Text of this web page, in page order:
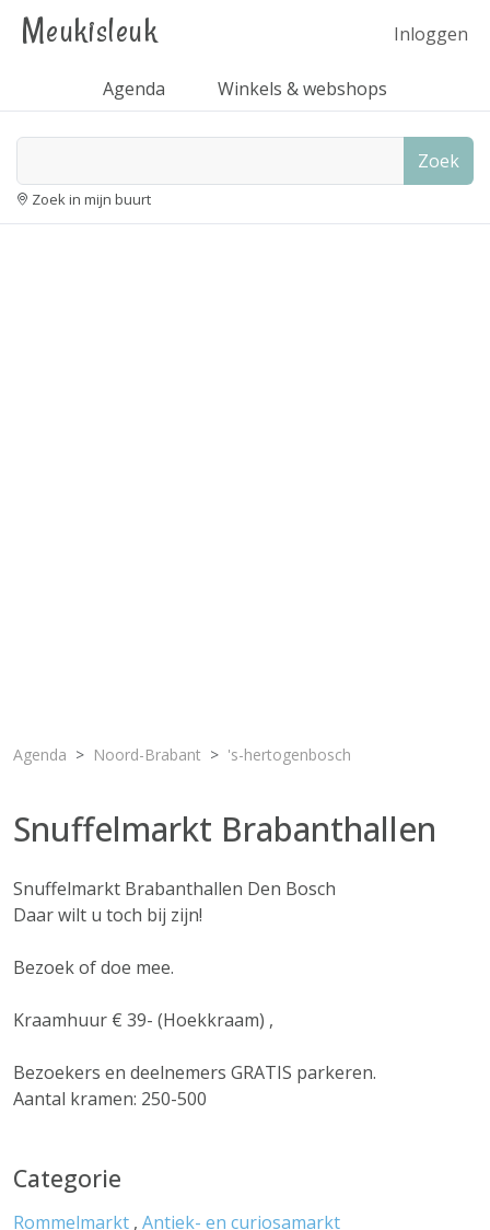
Meukisleuk Inloggen
Agenda Winkels & webshops
Zoek
Zoek in mijn buurt
Agenda Noord-Brabant 's-hertogenbosch
Snuffelmarkt Brabanthallen
Snuffelmarkt Brabanthallen Den Bosch
Daar wilt u toch bij zijn!
Bezoek of doe mee.
Kraamhuur € 39- (Hoekkraam) ,
Bezoekers en deelnemers GRATIS parkeren.
Aantal kramen: 250-500
Categorie
Rommelmarkt , Antiek- en curiosamarkt